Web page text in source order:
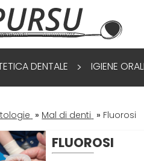
DENTALE > IGIENE
» Mal di denti » Fluorosi
FLUOROSI